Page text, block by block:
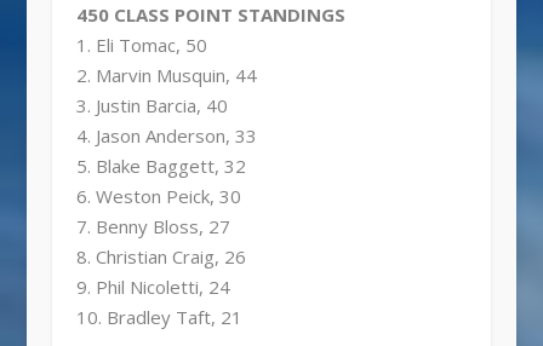
450 CLASS POINT STANDINGS
1. Eli Tomac, 50
2. Marvin Musquin, 44
3. Justin Barcia, 40
4. Jason Anderson, 33
5. Blake Baggett, 32
6. Weston Peick, 30
7. Benny Bloss, 27
8. Christian Craig, 26
9. Phil Nicoletti, 24
10. Bradley Taft, 21